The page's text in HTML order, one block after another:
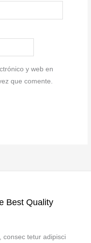
y web en
que comente.
Best Quality
consec tetur adipisci